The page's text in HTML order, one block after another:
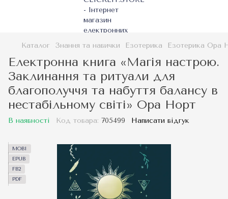
Каталог Знання та навички Езотерика Езотерика Ора
Електронна книга «Магія настрою.
Заклинання та ритуали для
благополуччя та набуття балансу в
нестабільному світі» Ора Норт
В наявності Код товара: 705499 Написати відгук
MOBI
EPUB
FB2
PDF